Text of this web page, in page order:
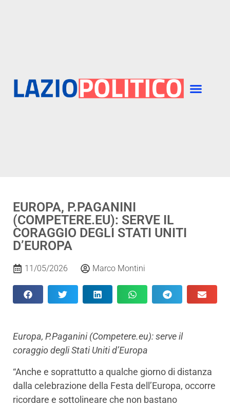
EUROPA, P.PAGANINI
(COMPETERE.EU): SERVE IL
CORAGGIO DEGLI STATI UNITI
D’EUROPA
11/05/2026 Marco Montini
Europa, P.Paganini (Competere.eu): serve il
coraggio degli Stati Uniti d’Europa
“Anche e soprattutto a qualche giorno di distanza
dalla celebrazione della Festa dell’Europa, occorre
ricordare e sottolineare che non bastano